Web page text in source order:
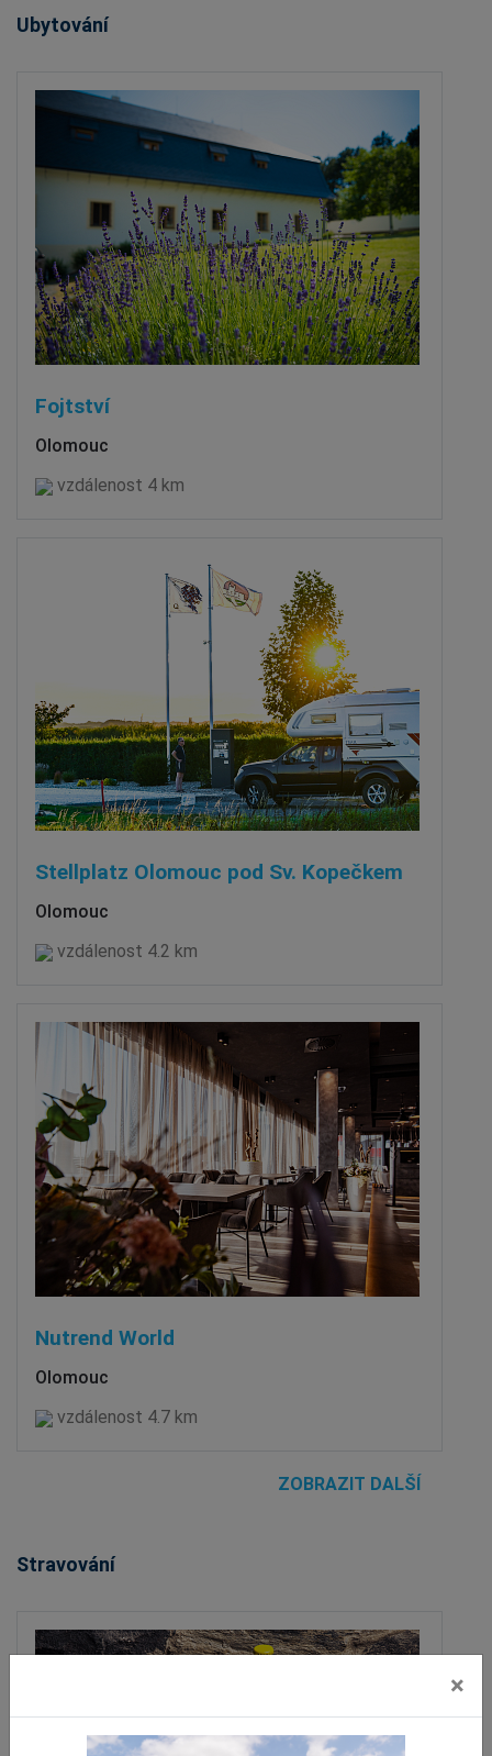
Ubytování
Fojtství
Olomouc
vzdálenost 4 km
Stellplatz Olomouc pod Sv. Kopečkem
Olomouc
vzdálenost 4.2 km
Nutrend World
Olomouc
vzdálenost 4.7 km
ZOBRAZIT DALŠÍ
Stravování
×